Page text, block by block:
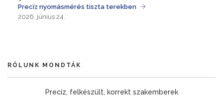
Precíz nyomásmérés tiszta terekben
2026. június 24.
RÓLUNK MONDTÁK
Precíz, felkészült, korrekt szakemberek